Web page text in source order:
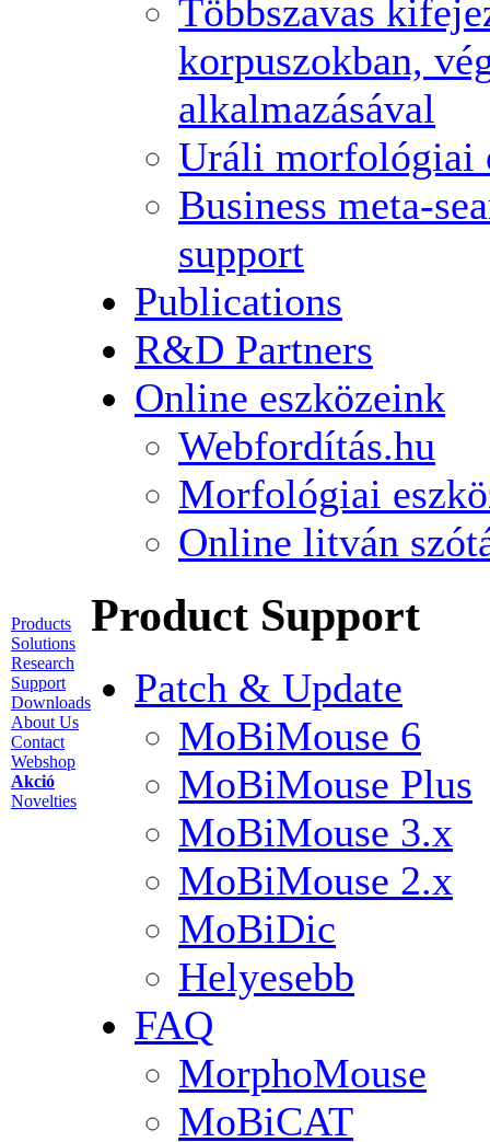
Products
Solutions
Research
Support
Downloads
About Us
Contact
Webshop
Akció
Novelties
Többszavas
korpuszokban,
alkalmazásával
Uráli morfológiai
Business meta-
support
Publications
R&D Partners
Online eszközeink
Webfordítás.hu
Morfológiai
Online litván
Product Support
Patch & Update
MoBiMouse 6
MoBiMouse Plus
MoBiMouse 3.x
MoBiMouse 2.x
MoBiDic
Helyesebb
FAQ
MorphoMouse
MoBiCAT